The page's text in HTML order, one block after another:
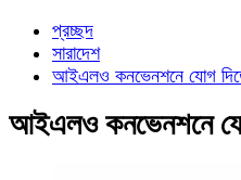
প্রচ্ছদ
সারাদেশ
আইএলও কনভেনশনে যোগ দিতে
আইএলও কনভেনশনে যোগ